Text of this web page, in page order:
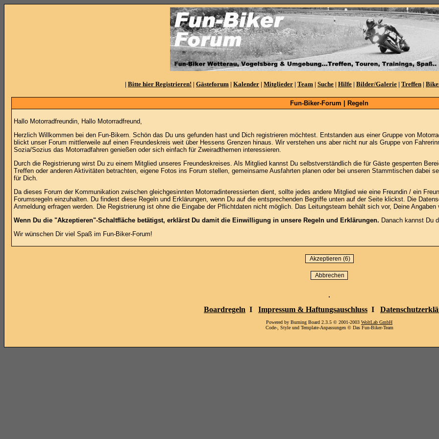
| Bitte hier Registrieren! | Gästeforum | Kalender | Mitglieder | Team | Suche | Hilfe | Bilder/Galerie | Treffen |
Fun-Biker-Forum | Regeln
Hallo Motorradfreundin, Hallo Motorradfreund,
Herzlich Willkommen bei den Fun-Bikern. Schön das Du uns gefunden hast und Dich registrieren möchtest. Entstanden aus einer Gruppe von
blickt unser Forum mittlerweile auf einen Freundeskreis weit über Hessens Grenzen hinaus. Wir verstehen uns aber nicht nur als Gruppe von
Sozia/Sozius das Motorradfahren genießen oder sich einfach für Zweiradthemen interessieren.
Durch die Registrierung wirst Du zu einem Mitglied unseres Freundeskreises. Als Mitglied kannst Du selbstverständlich die für Gäste gesperrten
Treffen oder anderen Aktivitäten betrachten, eigene Fotos ins Forum stellen, gemeinsame Ausfahrten planen oder bei unseren Stammtischen dabei
für Dich.
Da dieses Forum der Kommunikation zwischen gleichgesinnten Motorradinteressierten dient, sollte jedes andere Mitglied wie eine Freundin / ein
Forumsregeln einzuhalten. Du findest diese Regeln und Erklärungen, wenn Du auf die entsprechenden Begriffe unten auf der Seite klickst. Die
Anmeldung erfragen werden. Die Registrierung ist ohne die Eingabe der Pflichtdaten nicht möglich. Das Leitungsteam behält sich vor, Deine
Wenn Du die "Akzeptieren"-Schaltfläche betätigst, erklärst Du damit die Einwilligung in unsere Regeln und Erklärungen. Danach kannst Du
Wir wünschen Dir viel Spaß im Fun-Biker-Forum!
Boardregeln I Impressum & Haftungsauschluss I
Powered by Burning Board 2.3.5 © 2001-2003 WoltLab GmbH
Code-, Style und Template-Anpassungen © Das Fun-Biker-Team